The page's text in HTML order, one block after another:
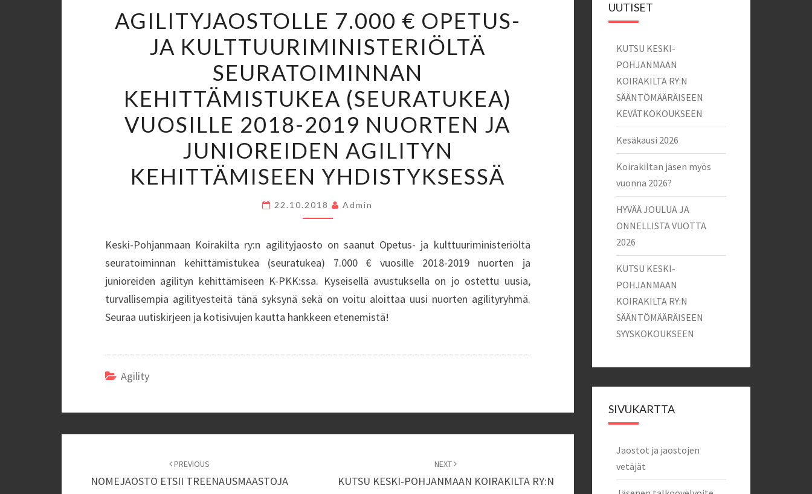
7.000
€
OPETUS-
KULTTUURIMINISTERIÖLTÄ
SEURATOIMINNAN
KEHITTÄMISTUKEA
(SEURATUKEA)
VUOSILLE
2018-
2019
NUORTEN
JUNIOREIDEN
AGILITYN
KEHITTÄMISEEN
YHDISTYKSESSÄ
AGILITYJAOSTOLLE 7.000 € OPETUS-
JA KULTTUURIMINISTERIÖLTÄ
SEURATOIMINNAN
KEHITTÄMISTUKEA (SEURATUKEA)
VUOSILLE 2018-2019 NUORTEN JA
JUNIOREIDEN AGILITYN
KEHITTÄMISEEN YHDISTYKSESSÄ
22.10.2018 Admin
Keski-Pohjanmaan Koirakilta ry:n agilityjaosto on saanut Opetus- ja kulttuuriministeriöltä
seuratoiminnan kehittämistukea (seuratukea) 7.000 € vuosille 2018-2019 nuorten ja
junioreiden agilityn kehittämiseen K-PKK:ssa. Kyseisellä avustuksella on jo ostettu uusia,
turvallisempia agilityesteitä tänä syksynä sekä on voitu aloittaa uusi nuorten agilityryhmä.
Seuraa uutiskirjeen ja kotisivujen kautta hankkeen etenemistä!
Agility
PREVIOUS
NOMEJAOSTO ETSII TREENAUSMAASTOJA
NEXT
KUTSU KESKI-POHJANMAAN KOIRAKILTA RY:N
UUTISET
KUTSU KESKI-
POHJANMAAN
KOIRAKILTA RY:N
SÄÄNTÖMÄÄRÄISEEN
KEVÄTKOKOUKSEEN
Kesäkausi 2026
Koirakiltan jäsen myös
vuonna 2026?
HYVÄÄ JOULUA JA
ONNELLISTA VUOTTA
2026
KUTSU KESKI-
POHJANMAAN
KOIRAKILTA RY:N
SÄÄNTÖMÄÄRÄISEEN
SYYSKOKOUKSEEN
SIVUKARTTA
Jaostot ja jaostojen
vetäjät